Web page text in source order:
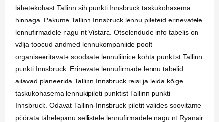
lähetekohast Tallinn sihtpunkti Innsbruck taskukohasema
hinnaga. Pakume Tallinn Innsbruck lennu pileteid erinevatele
lennufirmadele nagu nt Vistara. Otselendude info tabelis on
välja toodud andmed lennukompaniide poolt
organiseeritavate soodsate lennuliinide kohta punktist Tallinn
punkti Innsbruck. Erinevate lennufirmade lennu tabelid
aitavad planeerida Tallinn Innsbruck reisi ja leida kõige
taskukohasema lennukipileti punktist Tallinn punkti
Innsbruck. Odavat Tallinn-Innsbruck piletit valides soovitame
pöörata tähelepanu sellistele lennufirmadele nagu nt Ryanair